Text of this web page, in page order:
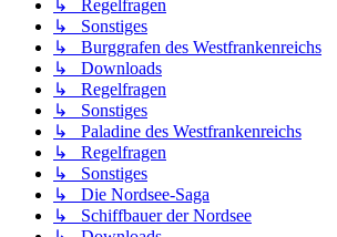
↳ Regelfragen
↳ Sonstiges
↳ Burggrafen des Westfrankenreichs
↳ Downloads
↳ Regelfragen
↳ Sonstiges
↳ Paladine des Westfrankenreichs
↳ Regelfragen
↳ Sonstiges
↳ Die Nordsee-Saga
↳ Schiffbauer der Nordsee